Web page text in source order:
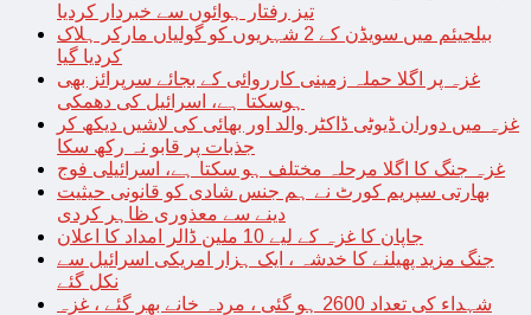
تیز رفتار ہوائوں سے خبردار کردیا
بیلجیئم میں سویڈن کے 2 شہریوں کو گولیاں مارکر ہلاک
کردیا گیا
غزہ پر اگلا حملہ زمینی کارروائی کے بجائے سرپرائز بھی
ہوسکتا ہے، اسرائیل کی دھمکی
غزہ میں دوران ڈیوٹی ڈاکٹر والد اور بھائی کی لاشیں دیکھ کر
جذبات پر قابو نہ رکھ سکا
غزہ جنگ کا اگلا مرحلہ مختلف ہو سکتا ہے، اسرائیلی فوج
بھارتی سپریم کورٹ نے ہم جنس شادی کو قانونی حیثیت
دینے سے معذوری ظاہر کردی
جاپان کا غزہ کے لیے 10 ملین ڈالر امداد کا اعلان
جنگ مزید پھیلنے کا خدشہ ، ایک ہزار امریکی اسرائیل سے
نکل گئے
شہداء کی تعداد 2600 ہو گئی ، مردہ خانے بھر گئے ، غزہ